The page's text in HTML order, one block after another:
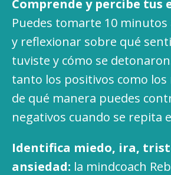
Comprende y percibe tus
Puedes tomarte 10 minutos
y reflexionar sobre qué
tuviste y cómo se
tanto los positivos como los
de qué manera puedes
negativos cuando se repita
Identifica miedo, ira,
ansiedad: la mindcoach